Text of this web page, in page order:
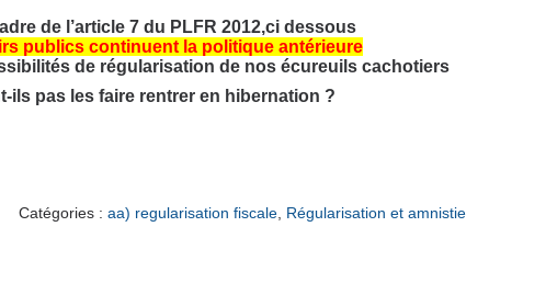
de l’article 7 du PLFR 2012,ci dessous
publics continuent la politique antérieure
de régularisation de nos écureuils cachotiers
ils pas les faire rentrer en hibernation ?
Catégories : aa) regularisation fiscale, Régularisation et amnistie